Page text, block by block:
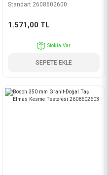
Standart 2608602600
1.571,00 TL
Stokta Var
SEPETE EKLE